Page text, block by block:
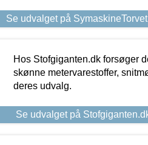
Se udvalget på
Hos Stofgiganten.dk forsøger
skønne metervarestoffer,
deres udvalg.
Se udvalget på